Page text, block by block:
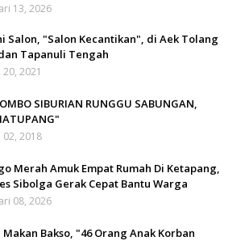
13, 2026
Salon, "Salon Kecantikan", di Aek Tolang
Tapanuli Tengah
2021
SIBURIAN RUNGGU SABUNGAN,
2018
Merah Amuk Empat Rumah Di Ketapang,
Sibolga Gerak Cepat Bantu Warga
08, 2026
Makan Bakso, "46 Orang Anak Korban